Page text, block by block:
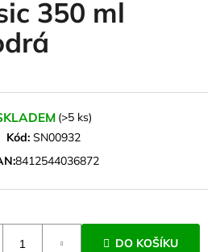
350 ml
(>5 ks)
Kód: SN00932
8412544036872
DO KOŠÍKU